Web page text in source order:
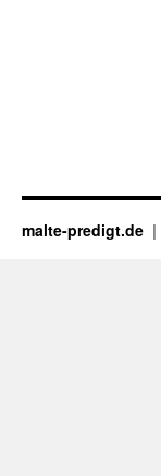
malte-predigt.de